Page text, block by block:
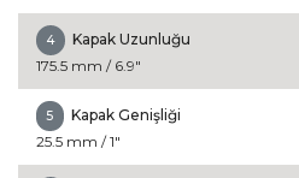
4
Kapak Uzunluğu
175.5 mm / 6.9"
5
Kapak Genişliği
25.5 mm / 1"